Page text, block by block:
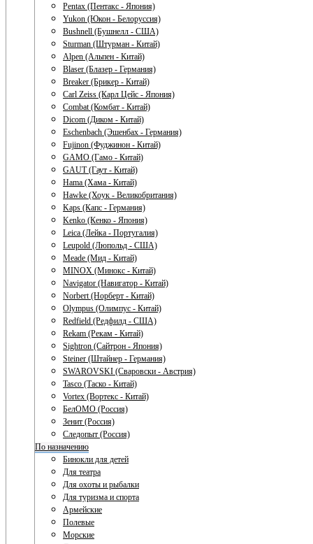
Pentax (Пентакс - Япония)
Yukon (Юкон - Белоруссия)
Bushnell (Бушнелл - США)
Sturman (Штурман - Китай)
Alpen (Альпен - Китай)
Blaser (Блазер - Германия)
Breaker (Брикер - Китай)
Carl Zeiss (Карл Цейс - Япония)
Combat (Комбат - Китай)
Dicom (Диком - Китай)
Eschenbach (Эшенбах - Германия)
Fujinon (Фуджинон - Китай)
GAMO (Гамо - Китай)
GAUT (Гаут - Китай)
Hama (Хама - Китай)
Hawke (Хоук - Великобритания)
Kaps (Капс - Германия)
Kenko (Кенко - Япония)
Leica (Лейка - Португалия)
Leupold (Люпольд - США)
Meade (Мид - Китай)
MINOX (Минокс - Китай)
Navigator (Навигатор - Китай)
Norbert (Норберт - Китай)
Olympus (Олимпус - Китай)
Redfield (Редфилд - США)
Rekam (Рекам - Китай)
Sightron (Сайтрон - Япония)
Steiner (Штайнер - Германия)
SWAROVSKI (Сваровски - Австрия)
Tasco (Таско - Китай)
Vortex (Вортекс - Китай)
БелОМО (Россия)
Зенит (Россия)
Следопыт (Россия)
По назначению
Бинокли для детей
Для театра
Для охоты и рыбалки
Для туризма и спорта
Армейские
Полевые
Морские